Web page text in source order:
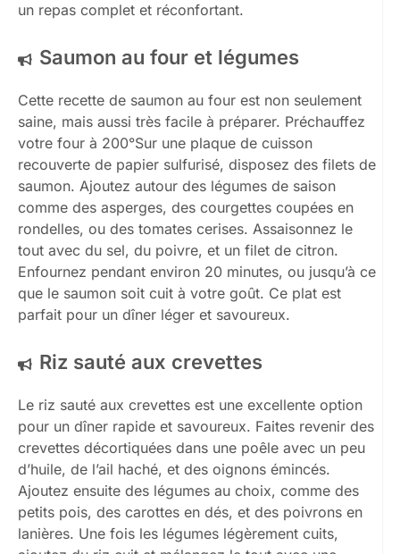
un repas complet et réconfortant.
Saumon au four et légumes
Cette recette de saumon au four est non seulement
saine, mais aussi très facile à préparer. Préchauffez
votre four à 200°Sur une plaque de cuisson
recouverte de papier sulfurisé, disposez des filets de
saumon. Ajoutez autour des légumes de saison
comme des asperges, des courgettes coupées en
rondelles, ou des tomates cerises. Assaisonnez le
tout avec du sel, du poivre, et un filet de citron.
Enfournez pendant environ 20 minutes, ou jusqu’à ce
que le saumon soit cuit à votre goût. Ce plat est
parfait pour un dîner léger et savoureux.
Riz sauté aux crevettes
Le riz sauté aux crevettes est une excellente option
pour un dîner rapide et savoureux. Faites revenir des
crevettes décortiquées dans une poêle avec un peu
d’huile, de l’ail haché, et des oignons émincés.
Ajoutez ensuite des légumes au choix, comme des
petits pois, des carottes en dés, et des poivrons en
lanières. Une fois les légumes légèrement cuits,